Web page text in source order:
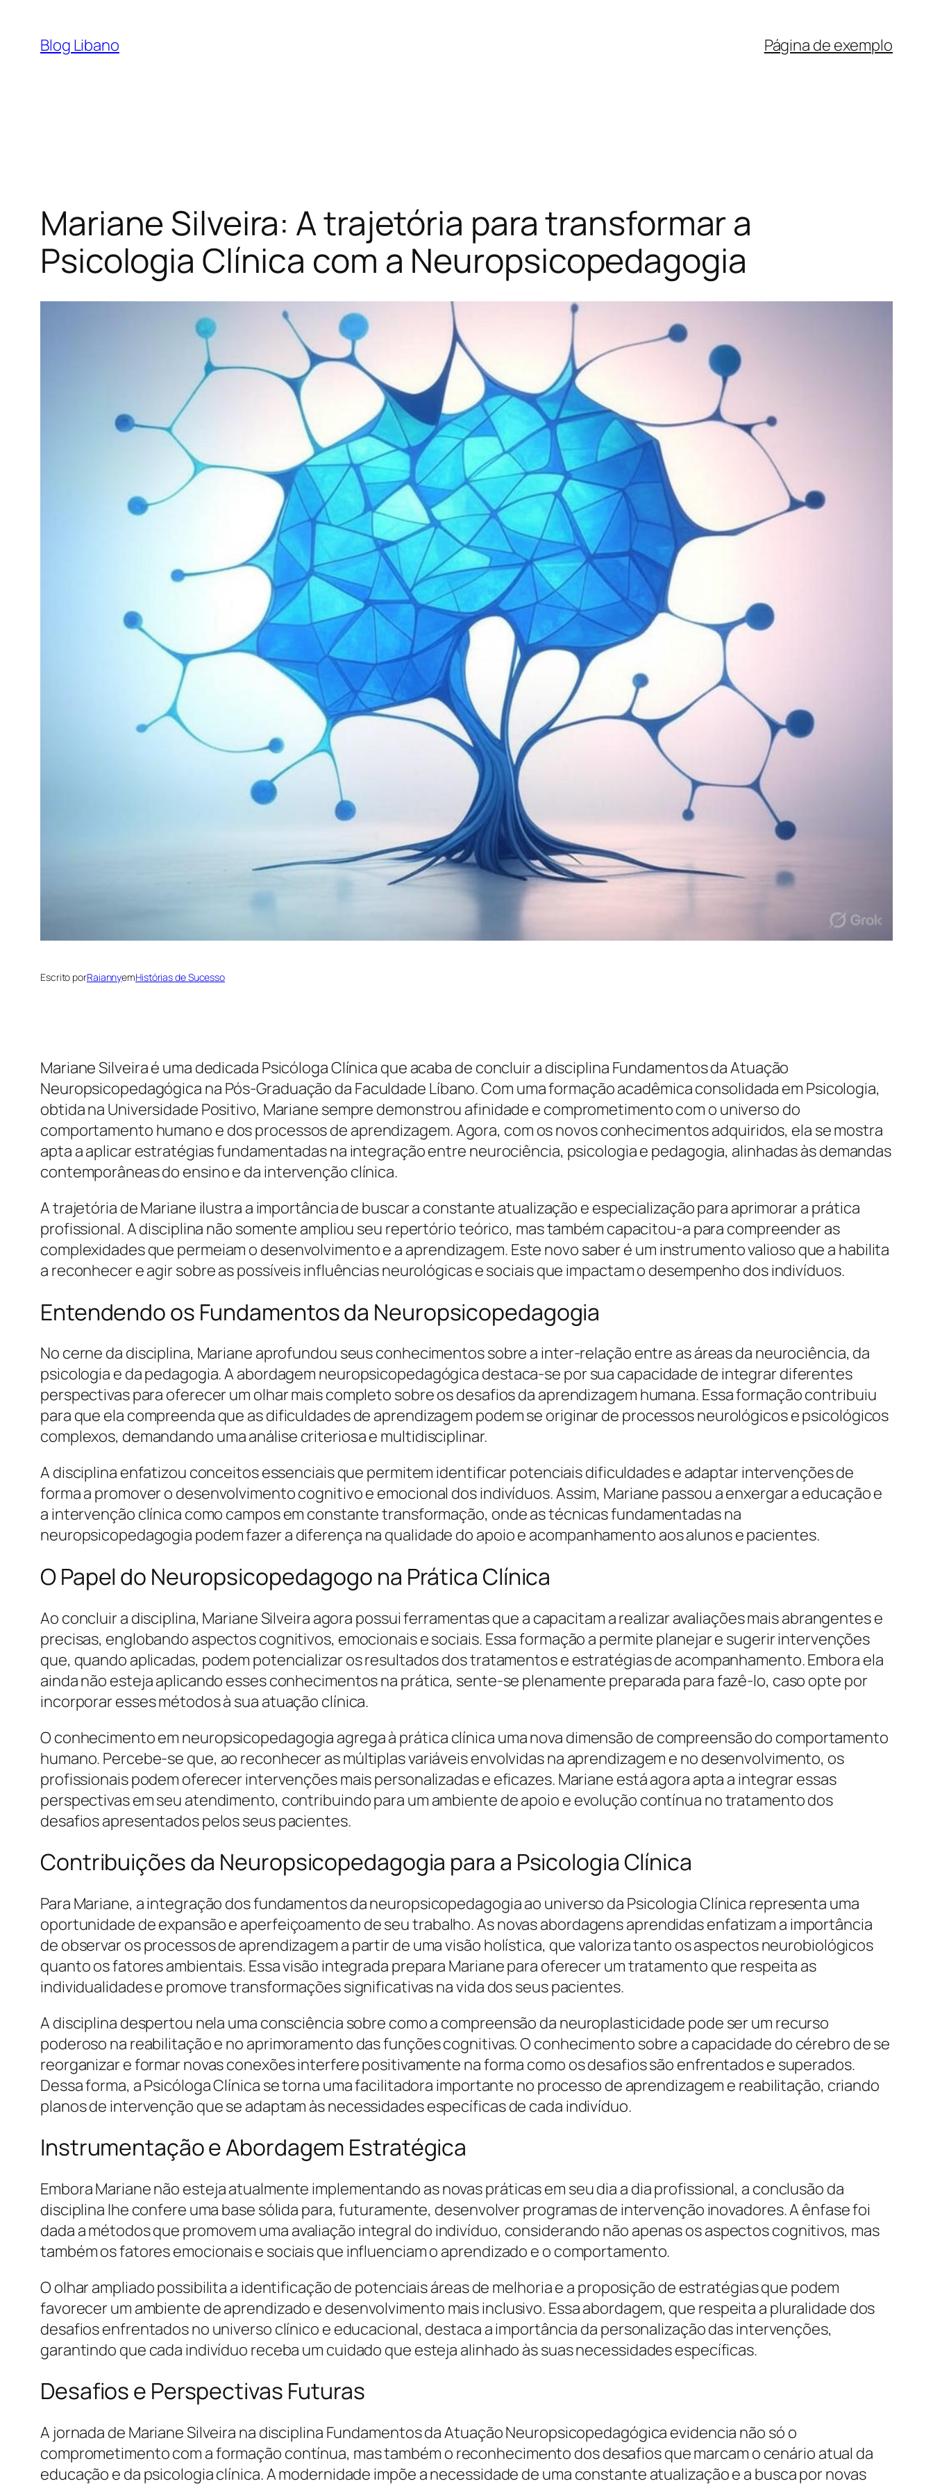
Blog Libano Página de exemplo
Mariane Silveira: A trajetória para transformar a
Psicologia Clínica com a Neuropsicopedagogia
Escrito porRaiannyemHistórias de Sucesso
Mariane Silveira é uma dedicada Psicóloga Clínica que acaba de concluir a disciplina Fundamentos da Atuação
Neuropsicopedagógica na Pós-Graduação da Faculdade Líbano. Com uma formação acadêmica consolidada em Psicologia,
obtida na Universidade Positivo, Mariane sempre demonstrou afinidade e comprometimento com o universo do
comportamento humano e dos processos de aprendizagem. Agora, com os novos conhecimentos adquiridos, ela se mostra
apta a aplicar estratégias fundamentadas na integração entre neurociência, psicologia e pedagogia, alinhadas às demandas
contemporâneas do ensino e da intervenção clínica.
A trajetória de Mariane ilustra a importância de buscar a constante atualização e especialização para aprimorar a prática
profissional. A disciplina não somente ampliou seu repertório teórico, mas também capacitou-a para compreender as
complexidades que permeiam o desenvolvimento e a aprendizagem. Este novo saber é um instrumento valioso que a habilita
a reconhecer e agir sobre as possíveis influências neurológicas e sociais que impactam o desempenho dos indivíduos.
Entendendo os Fundamentos da Neuropsicopedagogia
No cerne da disciplina, Mariane aprofundou seus conhecimentos sobre a inter-relação entre as áreas da neurociência, da
psicologia e da pedagogia. A abordagem neuropsicopedagógica destaca-se por sua capacidade de integrar diferentes
perspectivas para oferecer um olhar mais completo sobre os desafios da aprendizagem humana. Essa formação contribuiu
para que ela compreenda que as dificuldades de aprendizagem podem se originar de processos neurológicos e psicológicos
complexos, demandando uma análise criteriosa e multidisciplinar.
A disciplina enfatizou conceitos essenciais que permitem identificar potenciais dificuldades e adaptar intervenções de
forma a promover o desenvolvimento cognitivo e emocional dos indivíduos. Assim, Mariane passou a enxergar a educação e
a intervenção clínica como campos em constante transformação, onde as técnicas fundamentadas na
neuropsicopedagogia podem fazer a diferença na qualidade do apoio e acompanhamento aos alunos e pacientes.
O Papel do Neuropsicopedagogo na Prática Clínica
Ao concluir a disciplina, Mariane Silveira agora possui ferramentas que a capacitam a realizar avaliações mais abrangentes e
precisas, englobando aspectos cognitivos, emocionais e sociais. Essa formação a permite planejar e sugerir intervenções
que, quando aplicadas, podem potencializar os resultados dos tratamentos e estratégias de acompanhamento. Embora ela
ainda não esteja aplicando esses conhecimentos na prática, sente-se plenamente preparada para fazê-lo, caso opte por
incorporar esses métodos à sua atuação clínica.
O conhecimento em neuropsicopedagogia agrega à prática clínica uma nova dimensão de compreensão do comportamento
humano. Percebe-se que, ao reconhecer as múltiplas variáveis envolvidas na aprendizagem e no desenvolvimento, os
profissionais podem oferecer intervenções mais personalizadas e eficazes. Mariane está agora apta a integrar essas
perspectivas em seu atendimento, contribuindo para um ambiente de apoio e evolução contínua no tratamento dos
desafios apresentados pelos seus pacientes.
Contribuições da Neuropsicopedagogia para a Psicologia Clínica
Para Mariane, a integração dos fundamentos da neuropsicopedagogia ao universo da Psicologia Clínica representa uma
oportunidade de expansão e aperfeiçoamento de seu trabalho. As novas abordagens aprendidas enfatizam a importância
de observar os processos de aprendizagem a partir de uma visão holística, que valoriza tanto os aspectos neurobiológicos
quanto os fatores ambientais. Essa visão integrada prepara Mariane para oferecer um tratamento que respeita as
individualidades e promove transformações significativas na vida dos seus pacientes.
A disciplina despertou nela uma consciência sobre como a compreensão da neuroplasticidade pode ser um recurso
poderoso na reabilitação e no aprimoramento das funções cognitivas. O conhecimento sobre a capacidade do cérebro de se
reorganizar e formar novas conexões interfere positivamente na forma como os desafios são enfrentados e superados.
Dessa forma, a Psicóloga Clínica se torna uma facilitadora importante no processo de aprendizagem e reabilitação, criando
planos de intervenção que se adaptam às necessidades específicas de cada indivíduo.
Instrumentação e Abordagem Estratégica
Embora Mariane não esteja atualmente implementando as novas práticas em seu dia a dia profissional, a conclusão da
disciplina lhe confere uma base sólida para, futuramente, desenvolver programas de intervenção inovadores. A ênfase foi
dada a métodos que promovem uma avaliação integral do indivíduo, considerando não apenas os aspectos cognitivos, mas
também os fatores emocionais e sociais que influenciam o aprendizado e o comportamento.
O olhar ampliado possibilita a identificação de potenciais áreas de melhoria e a proposição de estratégias que podem
favorecer um ambiente de aprendizado e desenvolvimento mais inclusivo. Essa abordagem, que respeita a pluralidade dos
desafios enfrentados no universo clínico e educacional, destaca a importância da personalização das intervenções,
garantindo que cada indivíduo receba um cuidado que esteja alinhado às suas necessidades específicas.
Desafios e Perspectivas Futuras
A jornada de Mariane Silveira na disciplina Fundamentos da Atuação Neuropsicopedagógica evidencia não só o
comprometimento com a formação contínua, mas também o reconhecimento dos desafios que marcam o cenário atual da
educação e da psicologia clínica. A modernidade impõe a necessidade de uma constante atualização e a busca por novas